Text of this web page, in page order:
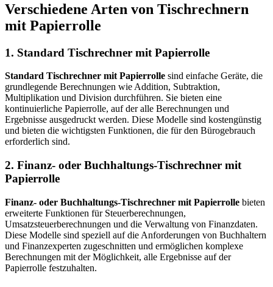
Verschiedene Arten von Tischrechnern
mit Papierrolle
1. Standard Tischrechner mit Papierrolle
Standard Tischrechner mit Papierrolle sind einfache Geräte, die
grundlegende Berechnungen wie Addition, Subtraktion,
Multiplikation und Division durchführen. Sie bieten eine
kontinuierliche Papierrolle, auf der alle Berechnungen und
Ergebnisse ausgedruckt werden. Diese Modelle sind kostengünstig
und bieten die wichtigsten Funktionen, die für den Bürogebrauch
erforderlich sind.
2. Finanz- oder Buchhaltungs-Tischrechner mit
Papierrolle
Finanz- oder Buchhaltungs-Tischrechner mit Papierrolle bieten
erweiterte Funktionen für Steuerberechnungen,
Umsatzsteuerberechnungen und die Verwaltung von Finanzdaten.
Diese Modelle sind speziell auf die Anforderungen von Buchhaltern
und Finanzexperten zugeschnitten und ermöglichen komplexe
Berechnungen mit der Möglichkeit, alle Ergebnisse auf der
Papierrolle festzuhalten.